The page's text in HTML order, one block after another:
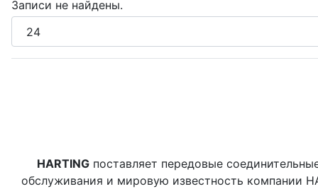
Записи не найдены.
HARTINGпоставляет передовые
обслуживания и мировую известность компании